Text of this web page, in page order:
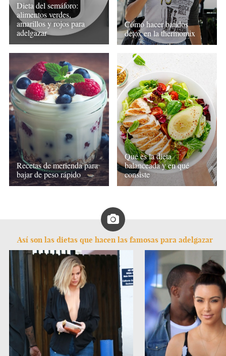
Dieta del semáforo:
alimentos verdes,
amarillos y rojos para
adelgazar
Cómo hacer batidos
detox en la thermomix
Recetas de merienda para
bajar de peso rápido
Qué es la dieta
balanceada y en qué
consiste
Así son las dietas que hacen las famosas para adelgazar